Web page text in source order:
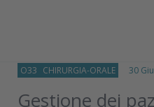
O33 CHIRURGIA-ORALE 30
Gestione dei